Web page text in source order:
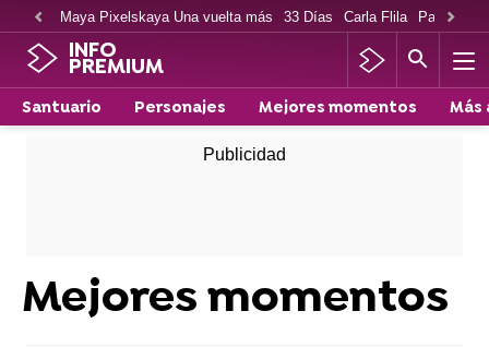
Maya Pixelskaya Una vuelta más 33 Días Carla Flila Paco
INFO
PREMIUM
Santuario Personajes Mejores momentos Más
Mejores momentos